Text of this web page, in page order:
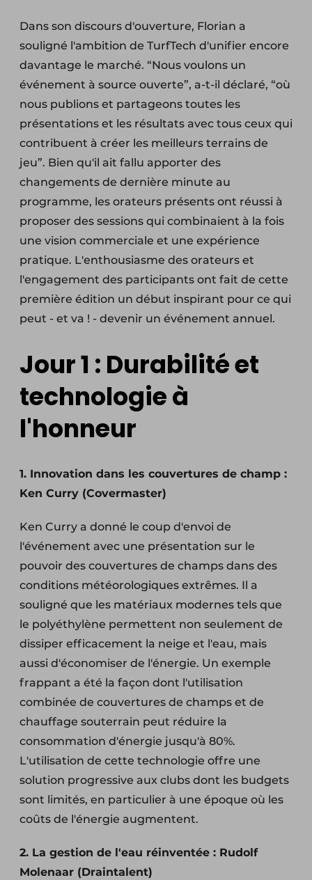
Dans son discours d'ouverture, Florian a
souligné l'ambition de TurfTech d'unifier encore
davantage le marché. “Nous voulons un
événement à source ouverte”, a-t-il déclaré, “où
nous publions et partageons toutes les
présentations et les résultats avec tous ceux qui
contribuent à créer les meilleurs terrains de
jeu”. Bien qu'il ait fallu apporter des
changements de dernière minute au
programme, les orateurs présents ont réussi à
proposer des sessions qui combinaient à la fois
une vision commerciale et une expérience
pratique. L'enthousiasme des orateurs et
l'engagement des participants ont fait de cette
première édition un début inspirant pour ce qui
peut - et va ! - devenir un événement annuel.
Jour 1 : Durabilité et
technologie à
l'honneur
1. Innovation dans les couvertures de champ :
Ken Curry (Covermaster)
Ken Curry a donné le coup d'envoi de
l'événement avec une présentation sur le
pouvoir des couvertures de champs dans des
conditions météorologiques extrêmes. Il a
souligné que les matériaux modernes tels que
le polyéthylène permettent non seulement de
dissiper efficacement la neige et l'eau, mais
aussi d'économiser de l'énergie. Un exemple
frappant a été la façon dont l'utilisation
combinée de couvertures de champs et de
chauffage souterrain peut réduire la
consommation d'énergie jusqu'à 80%.
L'utilisation de cette technologie offre une
solution progressive aux clubs dont les budgets
sont limités, en particulier à une époque où les
coûts de l'énergie augmentent.
2. La gestion de l'eau réinventée : Rudolf
Molenaar (Draintalent)